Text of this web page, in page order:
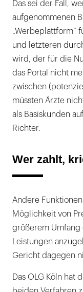
Das sei der Fall,
aufgenommenen
„Werbeplattform“
und letzteren
wird, der für die
das Portal nicht
zwischen
müssten Ärzte
als Basiskunden
Richter.
Wer zahlt,
Andere
Möglichkeit von
größerem Umfang
Leistungen
Gericht dagegen
Das OLG Köln hat